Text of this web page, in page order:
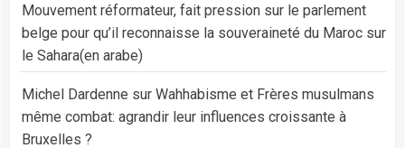
Mouvement réformateur, fait pression sur le parlement
belge pour qu’il reconnaisse la souveraineté du Maroc sur
le Sahara(en arabe)
Michel Dardenne sur Wahhabisme et Frères musulmans
même combat: agrandir leur influences croissante à
Bruxelles ?